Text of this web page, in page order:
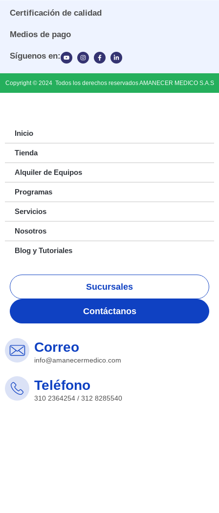
Certificación de calidad
Medios de pago
Síguenos en:
Copyright © 2024 Todos los derechos reservados AMANECER MEDICO S.A.S
Inicio
Tienda
Alquiler de Equipos
Programas
Servicios
Nosotros
Blog y Tutoriales
Sucursales
Contáctanos
Correo
info@amanecermedico.com
Teléfono
310 2364254 / 312 8285540